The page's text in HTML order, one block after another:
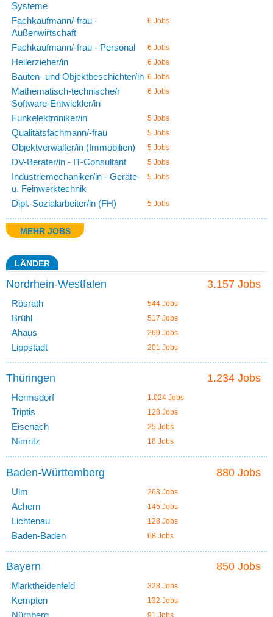
Systeme
Fachkaufmann/-frau -
Außenwirtschaft
6 Jobs
Fachkaufmann/-frau - Personal 6 Jobs
Heilerzieher/in 6 Jobs
Bauten- und Objektbeschichter/in 6 Jobs
Mathematisch-technische/r
Software-Entwickler/in
6 Jobs
Funkelektroniker/in 5 Jobs
Qualitätsfachmann/-frau 5 Jobs
Objektverwalter/in (Immobilien) 5 Jobs
DV-Berater/in - IT-Consultant 5 Jobs
Industriemechaniker/in - Geräte-
u. Feinwerktechnik
5 Jobs
Dipl.-Sozialarbeiter/in (FH) 5 Jobs
MEHR JOBS
LÄNDER
3.157 Jobs
Nordrhein-Westfalen
Rösrath 544 Jobs
Brühl 517 Jobs
Ahaus 269 Jobs
Lippstadt 201 Jobs
1.234 Jobs
Thüringen
Hermsdorf 1.024 Jobs
Triptis 128 Jobs
Eisenach 25 Jobs
Nimritz 18 Jobs
880 Jobs
Baden-Württemberg
Ulm 263 Jobs
Achern 145 Jobs
Lichtenau 128 Jobs
Baden-Baden 68 Jobs
850 Jobs
Bayern
Marktheidenfeld 328 Jobs
Kempten 132 Jobs
Nürnberg 91 Jobs